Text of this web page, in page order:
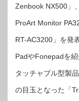
Zenbook NX500」
ProArt Monitor
RT-AC3200」を発
PadやFonepadを
タッチャブル型製
の目玉となった「